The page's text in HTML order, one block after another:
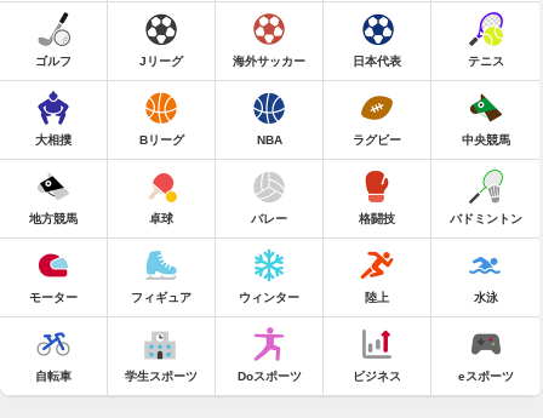
ゴルフ Jリーグ 海外サッカー 日本代表 テニス
大相撲 Bリーグ NBA ラグビー 中央競馬
地方競馬 卓球 バレー 格闘技 バドミントン
モーター フィギュア ウィンター 陸上 水泳
自転車 学生スポーツ Doスポーツ ビジネス eスポーツ